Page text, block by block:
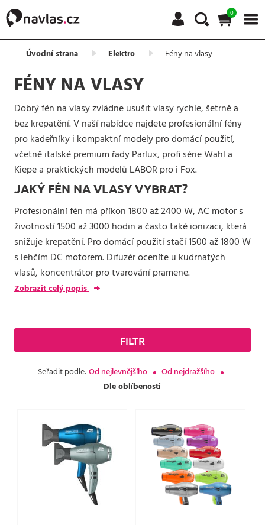
0
Úvodní strana Elektro Fény na vlasy
FÉNY NA VLASY
Dobrý fén na vlasy zvládne usušit vlasy rychle, šetrně a
bez krepatění. V naší nabídce najdete profesionální fény
pro kadeřníky i kompaktní modely pro domácí použití,
včetně italské premium řady Parlux, profi série Wahl a
Kiepe a praktických modelů LABOR pro i Fox.
JAKÝ FÉN NA VLASY VYBRAT?
Profesionální fén má příkon 1800 až 2400 W, AC motor s
životností 1500 až 3000 hodin a často také ionizaci, která
snižuje krepatění. Pro domácí použití stačí 1500 až 1800 W
s lehčím DC motorem. Difuzér oceníte u kudrnatých
vlasů, koncentrátor pro tvarování pramene.
Zobrazit celý popis
FILTR
Seřadit podle:Od nejlevnějšího
Od nejdražšího
Dle oblíbenosti